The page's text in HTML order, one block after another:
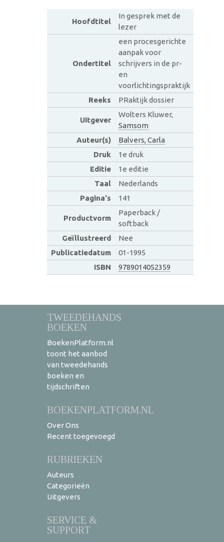
Hoofdtitel
In gesprek met de
lezer
Ondertitel
een procesgerichte
aanpak voor
schrijvers in de pr-
en
voorlichtingspraktijk
Reeks
PRaktijk dossier
Uitgever
Wolters Kluwer,
Samsom
Auteur(s)
Balvers, Carla
Druk
1e druk
Editie
1e editie
Taal
Nederlands
Pagina's
141
Productvorm
Paperback /
softback
Geïllustreerd
Nee
Publicatiedatum
01-1995
ISBN
9789014052359
TWEEDEHANDS
BOEKEN
BoekenPlatform.nl
toont het aanbod
van tweedehands
boeken en
tijdschriften
BOEKENPLATFORM.NL
Over Ons
Recent toegevoegd
RUBRIEKEN
Auteurs
Categorieën
Uitgevers
SERVICE &
SUPPORT